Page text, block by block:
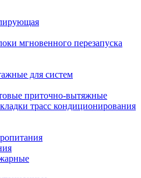
мгновенного перезапуска
для систем
приточно-вытяжные
трасс кондиционирования